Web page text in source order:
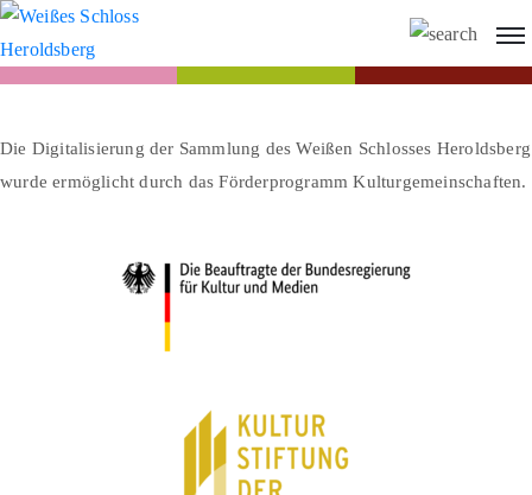
Die Digitalisierung der Sammlung des Weißen Schlosses Heroldsberg
wurde ermöglicht durch das Förderprogramm Kulturgemeinschaften.